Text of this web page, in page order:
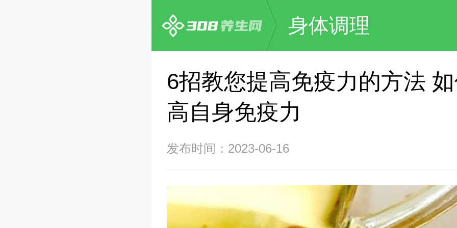
身体调理
6招教您提高免疫力的方法
高自身免疫力
发布时间：2023-06-16